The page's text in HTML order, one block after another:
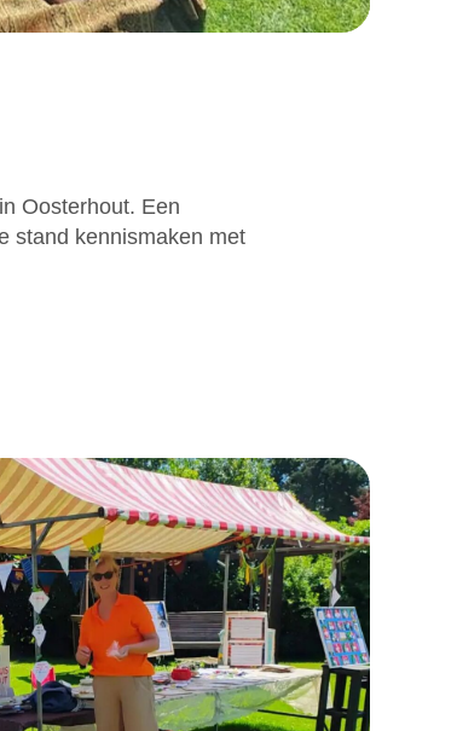
Oosterhout. Een
stand kennismaken met